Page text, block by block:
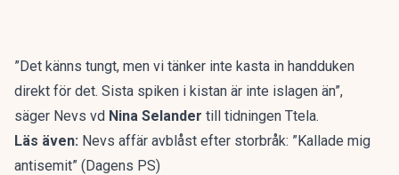
”Det känns tungt, men vi tänker inte kasta in handduken
direkt för det. Sista spiken i kistan är inte islagen än”,
säger Nevs vd Nina Selander till tidningen Ttela.
Läs även: Nevs affär avblåst efter storbråk: ”Kallade mig
antisemit” (Dagens PS)